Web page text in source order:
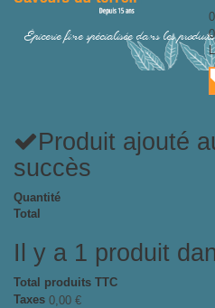
Épicerie fine spécialisée dans les
Produit ajouté
succès
Quantité
Total
Il y a 1 produit
Total produits TTC
Taxes 0,00 €